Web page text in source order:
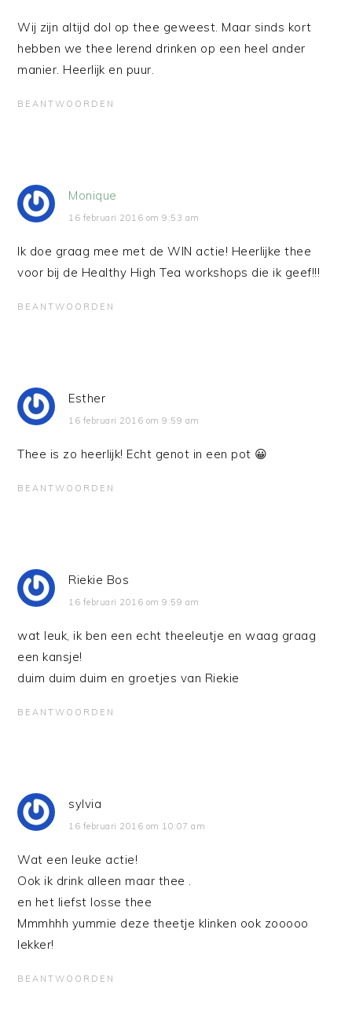
Wij zijn altijd dol op thee geweest. Maar sinds kort
hebben we thee lerend drinken op een heel ander
manier. Heerlijk en puur.
BEANTWOORDEN
Monique
16 februari 2016 om 9:53 am
Ik doe graag mee met de WIN actie! Heerlijke thee
voor bij de Healthy High Tea workshops die ik geef!!!
BEANTWOORDEN
Esther
16 februari 2016 om 9:59 am
Thee is zo heerlijk! Echt genot in een pot 😀
BEANTWOORDEN
Riekie Bos
16 februari 2016 om 9:59 am
wat leuk, ik ben een echt theeleutje en waag graag
een kansje!
duim duim duim en groetjes van Riekie
BEANTWOORDEN
sylvia
16 februari 2016 om 10:07 am
Wat een leuke actie!
Ook ik drink alleen maar thee .
en het liefst losse thee
Mmmhhh yummie deze theetje klinken ook zooooo
lekker!
BEANTWOORDEN